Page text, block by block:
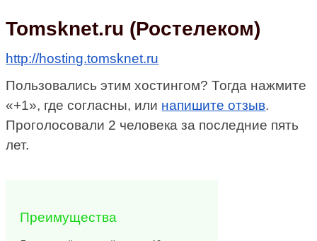
Tomsknet.ru (Ростелеком)
http://hosting.tomsknet.ru
Пользовались этим хостингом? Тогда нажмите
«+1», где согласны, или напишите отзыв.
Проголосовали 2 человека за последние пять
лет.
Преимущества